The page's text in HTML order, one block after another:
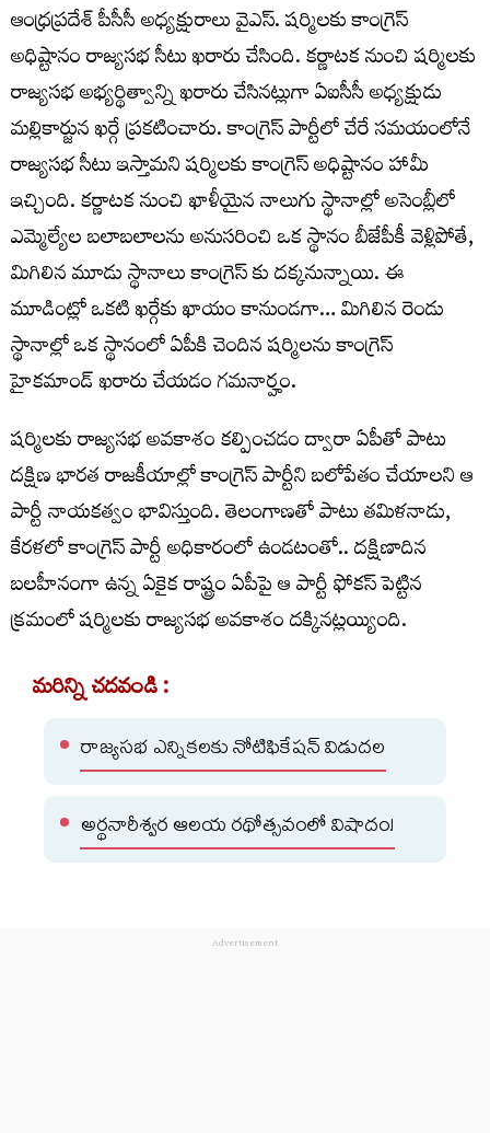
ఆంధ్రప్రదేశ్ పీసీసీ అధ్యక్షురాలు వైఎస్. షర్మిలకు కాంగ్రెస్
అధిష్టానం రాజ్యసభ సీటు ఖరారు చేసింది. కర్ణాటక నుంచి షర్మిలకు
రాజ్యసభ అభ్యర్థిత్వాన్ని ఖరారు చేసినట్లుగా ఏఐసీసీ అధ్యక్షుడు
మల్లికార్జున ఖర్గే ప్రకటించారు. కాంగ్రెస్‌ పార్టీలో చేరే సమయంలోనే
రాజ్యసభ సీటు ఇస్తామని షర్మిలకు కాంగ్రెస్ అధిష్టానం హామీ
ఇచ్చింది. కర్ణాటక నుంచి ఖాళీయైన నాలుగు స్థానాల్లో అసెంబ్లీలో
ఎమ్మెల్యేల బలాబలాలను అనుసరించి ఒక స్థానం బీజేపీకీ వెళ్లిపోతే,
మిగిలిన మూడు స్థానాలు కాంగ్రెస్ కు దక్కనున్నాయి. ఈ
మూడింట్లో ఒకటి ఖర్గేకు ఖాయం కానుండగా… మిగిలిన రెండు
స్థానాల్లో ఒక స్థానంలో ఏపీకి చెందిన షర్మిలను కాంగ్రెస్
హైకమాండ్ ఖరారు చేయడం గమనార్హం.
షర్మిలకు రాజ్యసభ అవకాశం కల్పించడం ద్వారా ఏపీతో పాటు
దక్షిణ భారత రాజకీయాల్లో కాంగ్రెస్ పార్టీని బలోపేతం చేయాలని ఆ
పార్టీ నాయకత్వం భావిస్తుంది. తెలంగాణతో పాటు తమిళనాడు,
కేరళలో కాంగ్రెస్ పార్టీ అధికారంలో ఉండటంతో.. దక్షిణాదిన
బలహీనంగా ఉన్న ఏకైక రాష్ట్రం ఏపీపై ఆ పార్టీ ఫోకస్ పెట్టిన
క్రమంలో షర్మిలకు రాజ్యసభ అవకాశం దక్కినట్లయ్యింది.
మరిన్ని చదవండి :
రాజ్యసభ ఎన్నికలకు నోటిఫికేషన్ విడుదల
అర్థనారీశ్వర ఆలయ రథోత్సవంలో విషాదం!